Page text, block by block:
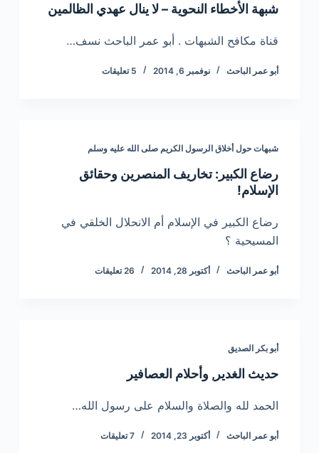
شبهة الأخطاء النحوية – لا ينال عهدي الظالمين
قناة مكافح الشبهات . أبو عمر الباحث نسف…
أبو عمر الباحث نوفمبر 6, 2014 5 تعليقات
شبهات حول أخلاق الرسول الكريم صلى الله عليه وسلم
رضاع الكبير: تخاريف المنصرين وحقائق
الإسلام!
رضاع الكبير في الإسلام أم الانحلال الخلقي في
المسيحية ؟
أبو عمر الباحث أكتوبر 28, 2014 26 تعليقات
أبو بكر الصديق
حديث الغدير, وأحلام العصافير
الحمد لله والصلاة والسلام على رسول الله…
أبو عمر الباحث أكتوبر 23, 2014 7 تعليقات